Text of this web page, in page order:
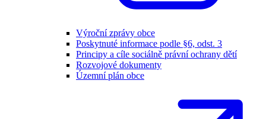
Výroční zprávy obce
Poskytnuté informace podle §6, odst. 3
Principy a cíle sociálně právní ochrany dětí
Rozvojové dokumenty
Územní plán obce